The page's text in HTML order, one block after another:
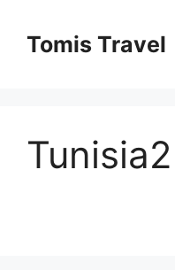
conținutTomis Travel
Tunisia2